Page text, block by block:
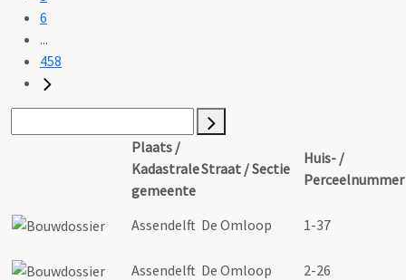
6
...
458
Plaats /
Kadastrale
gemeente
Straat / Sectie
Huis- /
Perceelnummer
Assendelft De Omloop 1-37
Assendelft De Omloop 2-26